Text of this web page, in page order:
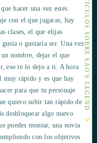
OTROS ARTÍCULOS SOBRE SAO'S LEGEND
hacer una vez estés
con el que jugaras, hay
clases, el que elijas
o gustaría ser. Una vez
nombre, dejar el que
eso te lo dejo a ti. A hora
muy rápido y es que hay
para que tu personaje
quiero subir tan rápido de
desbloquear algo nuevo
puedes montar, una novia
con los objetivos